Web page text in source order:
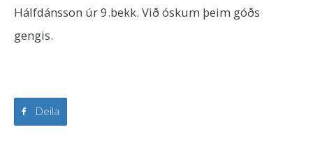
Hálfdánsson úr 9.bekk. Við óskum þeim góðs
gengis.
Deila